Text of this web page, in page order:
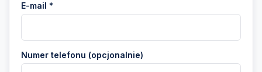
E-mail *
Numer telefonu (opcjonalnie)